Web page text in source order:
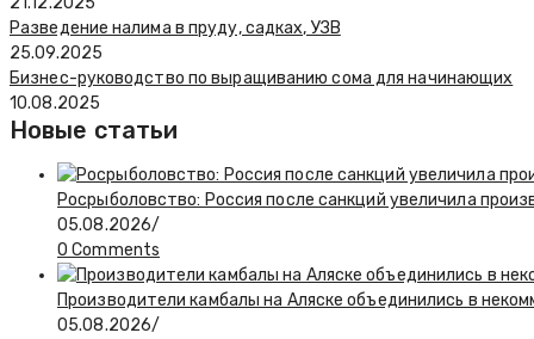
Разведение налима в пруду, садках, УЗВ
25.09.2025
Бизнес-руководство по выращиванию сома для начинающих
10.08.2025
Новые статьи
Росрыболовство: Россия после санкций увеличила
05.08.2026/
0 Comments
Производители камбалы на Аляске объединились в
05.08.2026/